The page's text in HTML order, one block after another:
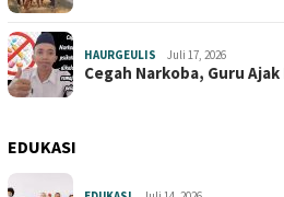
HAURGEULIS Juli 17, 2026
Cegah Narkoba, Guru
EDUKASI